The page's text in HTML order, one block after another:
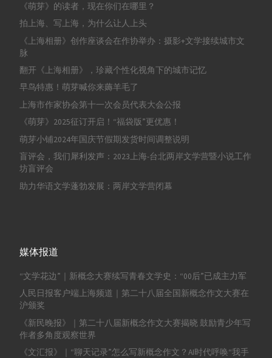
《萌芽》的读者，现在你们在哪里？
拍上海、写上海，为什么让人上头
《上海相册》创作座谈会在作协举办：摄影+文学接续城市文
脉
翻开《上海相册》，珍藏个性化视角下的城市记忆
早鸟特惠！萌芽喊你来薅羊毛了
上海市作家协会第十一次会员代表大会公报
《萌芽》2025征订开启！“福袋版”更优惠！
萌芽小铺2024年国庆节假期发货时间调整说明
盲评会，我们犀利发声：2023上海-台北两岸文学营暨小说工作
坊盲评会
助力华语文学蓬勃发展：两岸文学营闭幕
媒体报道
“文学花边”｜新概念大赛续写青春文学史：“00后”已成主力军
人民日报客户端上海频道｜第二十八届全国新概念作文大赛在
沪颁奖
《新民晚报》｜第二十八届新概念作文大赛揭晓 鼓励青少年写
作者多角度观察世界
《文汇报》｜“聊天记录”怎么写新概念作文？AI时代呼唤“我手